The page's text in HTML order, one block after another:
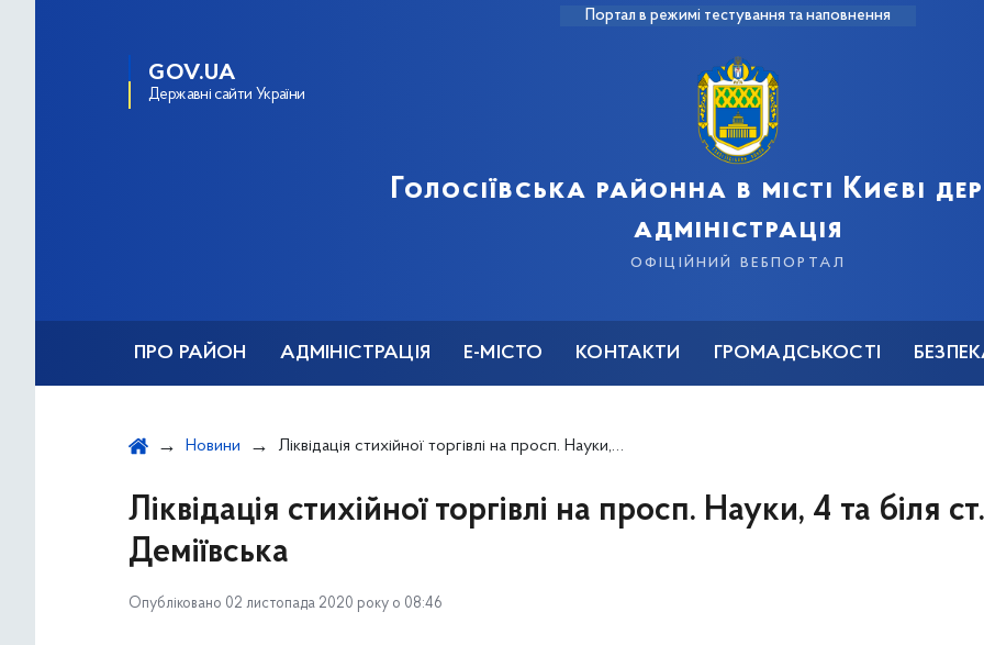
Портал в режимі тестування та наповнення
GOV.UA
Державні сайти України
Голосіївська районна в місті Києві
адміністрація
офіційний вебпортал
ПРО РАЙОН АДМІНІСТРАЦІЯ Е-МІСТО КОНТАКТИ ГРОМАДСЬКОСТІ
Новини Ліквідація стихійної торгівлі на просп. Науки, 4 та біля ст.м. Деміївська
Ліквідація стихійної торгівлі на просп. Науки, 4 та біля
Деміївська
Опубліковано 02 листопада 2020 року о 08:46